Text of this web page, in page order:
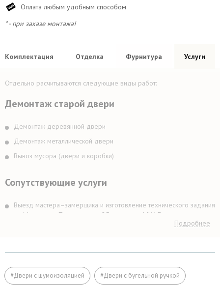
Оплата любым удобным способом
* - при заказе монтажа!
Комплектация Отделка Фурнитура Услуги
Отдельно расчитываются следующие виды работ:
Демонтаж старой двери
Демонтаж деревянной двери
Демонтаж металлической двери
Вывоз мусора (двери и коробки)
Сопутствующие услуги
Выезд мастера–замерщика и изготовление технического задания
по Москве и в Подмосковье 25 км вокруг МКАДа
Выезд мастера–замерщика и изготовление технического задания
Подъём на этаж (если дверь не проходит по размеру в лифт)
Расширение дверного проема
Подробнее
#Двери с шумоизоляцией #Двери с бугельной ручкой